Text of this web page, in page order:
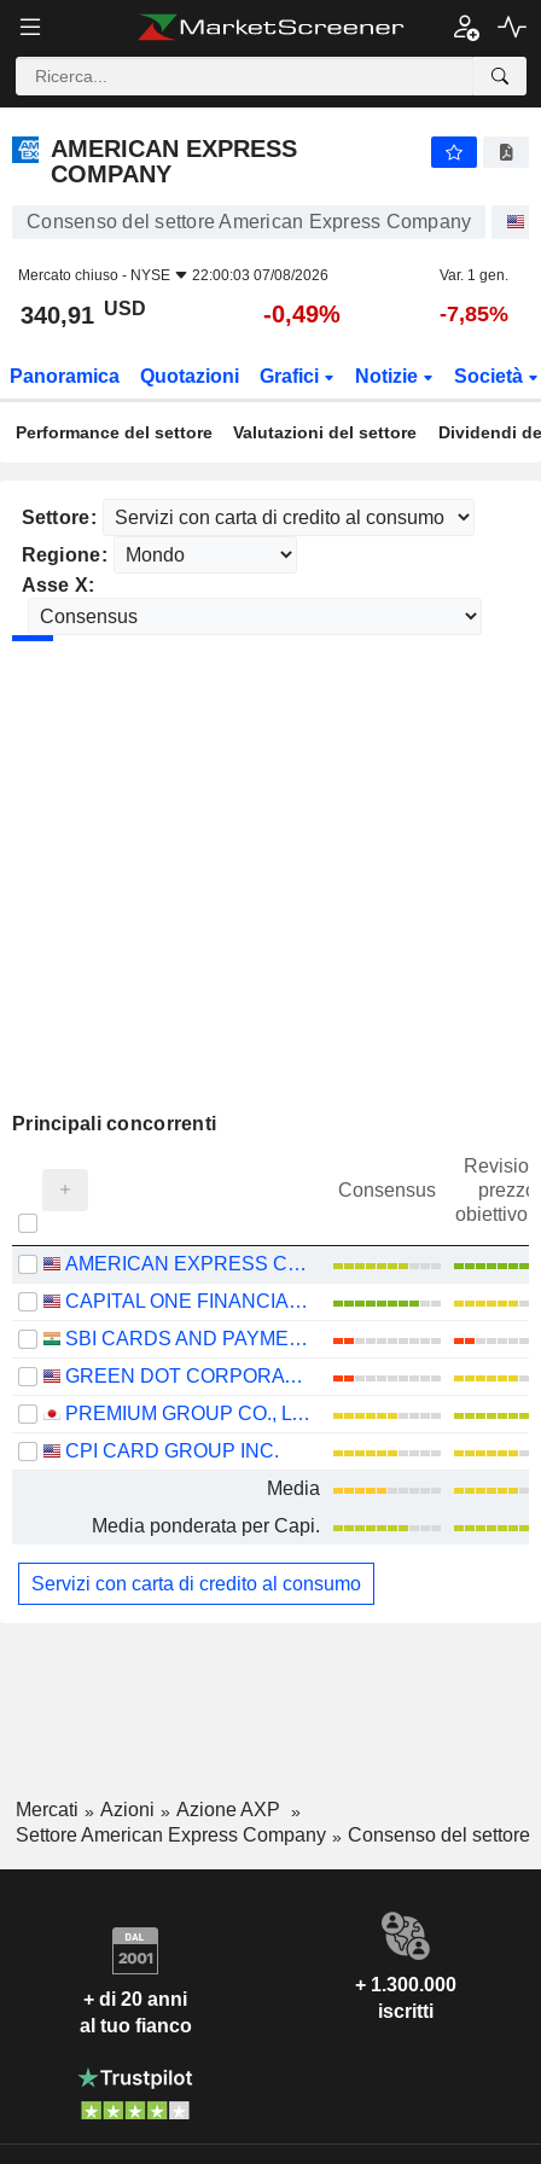
AMERICAN EXPRESS
COMPANY
Consenso del settore American Express Company
Mercato chiuso - NYSE 22:00:03 07/08/2026 Var. 1 gen.
340,91 USD -0,49% -7,85%
Panoramica Quotazioni Grafici Notizie Società
Performance del settore Valutazioni del settore Dividendi
Settore:
Regione:
Asse X:
Principali concorrenti
Consensus
prezzo
obiettivo
AMERICAN EXPRESS COMPANY
CAPITAL ONE FINANCIAL CORPORATION
SBI CARDS AND PAYMENT SERVICES LIMITED
GREEN DOT CORPORATION
PREMIUM GROUP CO., LTD.
CPI CARD GROUP INC.
Media
Media ponderata per Capi.
Servizi con carta di credito al consumo
Mercati Azioni
Azione AXP
Settore American Express Company
Consenso del settore
+ di 20 anni
al tuo fianco
+ 1.300.000
iscritti